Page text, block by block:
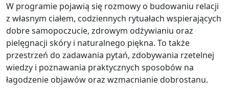
W programie pojawią się rozmowy o budowaniu relacji
z własnym ciałem, codziennych rytuałach wspierających
dobre samopoczucie, zdrowym odżywianiu oraz
pielęgnacji skóry i naturalnego piękna. To także
przestrzeń do zadawania pytań, zdobywania rzetelnej
wiedzy i poznawania praktycznych sposobów na
łagodzenie objawów oraz wzmacnianie dobrostanu.